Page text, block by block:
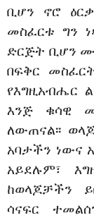
ቢሆን ኖሮ
መስፈርቱ ግን
ድርጅት ቢሆን
በፍቅር
የእግዚአብሔር
እንጅ ቁሳዊ
ለውጠናል፡፡
አባታችን ነውና
አይደሉም፣
ከወላጆቻችን
ሳናፍር